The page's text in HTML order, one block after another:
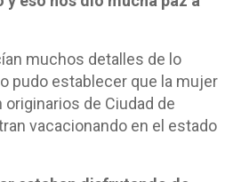
muchos detalles de lo
pudo establecer que la mujer
de Ciudad de
vacacionando en el estado